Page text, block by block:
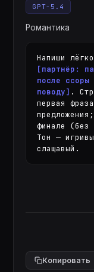
GPT-5.4
Романтика
[партнёр:
после
поводу] .
первая
финале
Тон —
слащавый.
Копировать